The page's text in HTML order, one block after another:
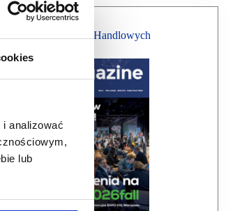
analizować
lub
Magazyn Centrów Handlowych